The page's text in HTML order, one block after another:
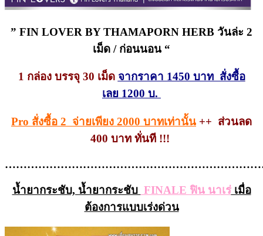
” FIN LOVER BY THAMAPORN HERB วันล่ะ 2
เม็ด / ก่อนนอน “
1 กล่อง บรรจุ 30 เม็ด จากราคา 1450 บาท สั่งซื้อ
เลย 1200 บ.
Pro สั่งซื้อ 2 จ่ายเพียง 2000 บาทเท่านั้น ++ ส่วนลด
400 บาท ทั่นที !!!
น้ำยากระชับ, น้ำยากระชับ FINALE ฟิน นาเร่เมื่อ
ต้องการแบบเร่งด่วน